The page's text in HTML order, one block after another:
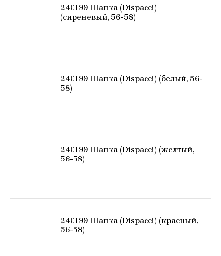
240199 Шапка (Dispacci)
(сиреневый, 56-58)
240199 Шапка (Dispacci) (белый, 56-
58)
240199 Шапка (Dispacci) (желтый,
56-58)
240199 Шапка (Dispacci) (красный,
56-58)